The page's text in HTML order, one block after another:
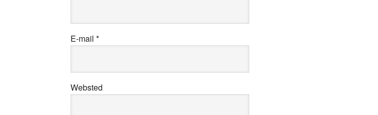
E-mail *
Websted